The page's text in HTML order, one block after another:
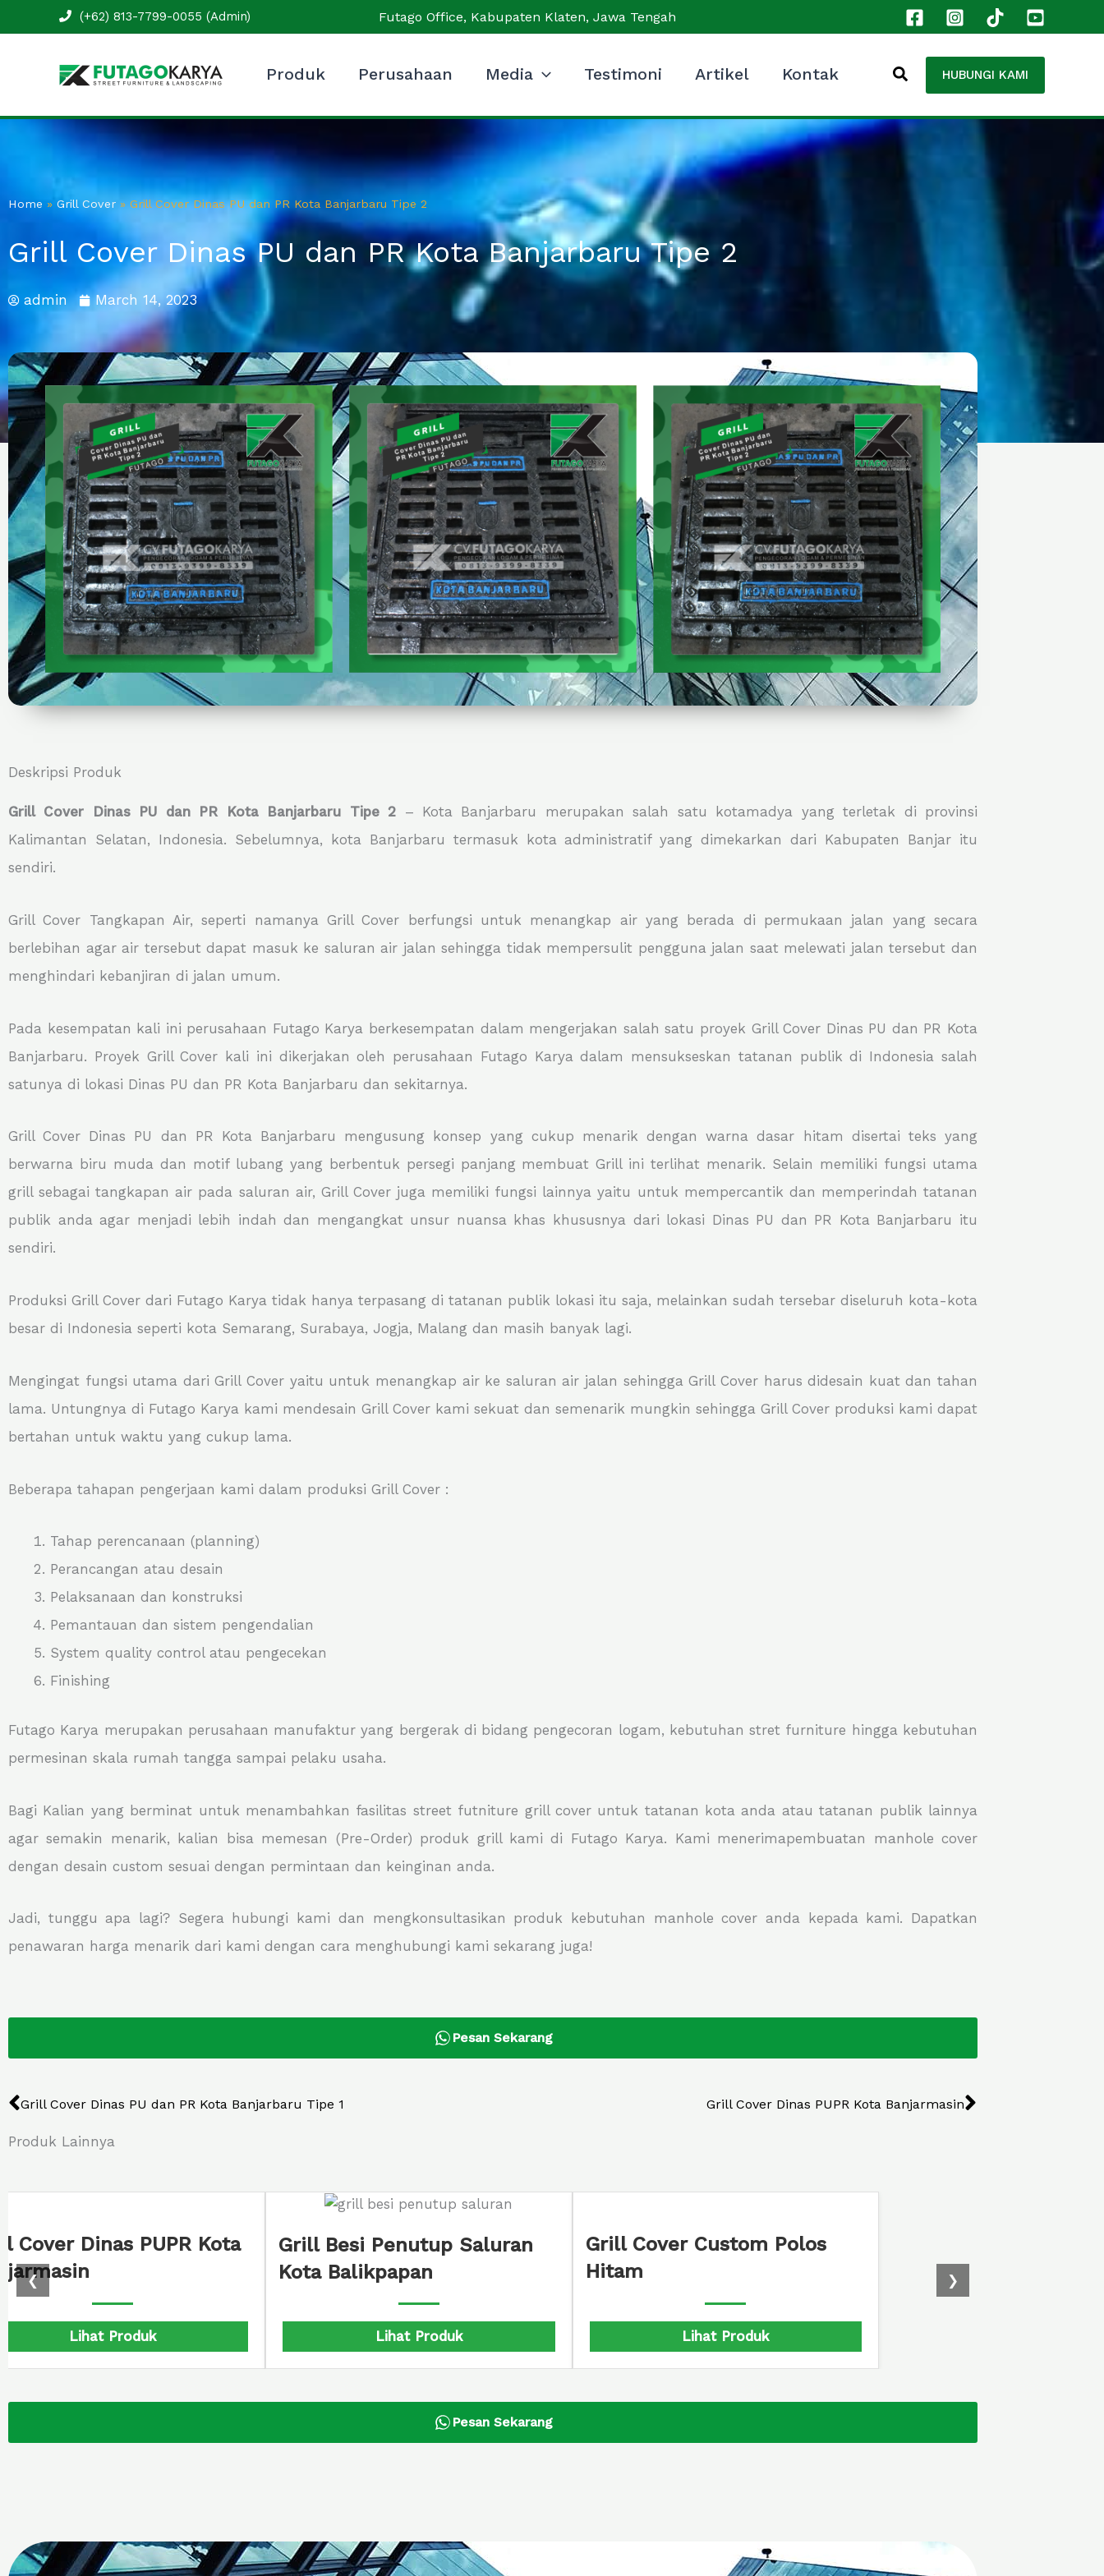
to
(+62) 813-7799-0055 (Admin) Futago Office, Kabupaten Klaten, Jawa Tengah
Produk Perusahaan Media Testimoni Artikel Kontak HUBUNGI KAMI
Home » Grill Cover » Grill Cover Dinas PU dan PR Kota Banjarbaru Tipe 2
Grill Cover Dinas PU dan PR Kota Banjarbaru Tipe 2
admin March 14, 2023
Deskripsi Produk
Grill Cover Dinas PU dan PR Kota Banjarbaru Tipe 2 – Kota Banjarbaru merupakan salah satu kotamadya yang terletak di provinsi
Kalimantan Selatan, Indonesia. Sebelumnya, kota Banjarbaru termasuk kota administratif yang dimekarkan dari Kabupaten Banjar itu
sendiri.
Grill Cover Tangkapan Air, seperti namanya Grill Cover berfungsi untuk menangkap air yang berada di permukaan jalan yang secara
berlebihan agar air tersebut dapat masuk ke saluran air jalan sehingga tidak mempersulit pengguna jalan saat melewati jalan tersebut dan
menghindari kebanjiran di jalan umum.
Pada kesempatan kali ini perusahaan Futago Karya berkesempatan dalam mengerjakan salah satu proyek Grill Cover Dinas PU dan PR Kota
Banjarbaru. Proyek Grill Cover kali ini dikerjakan oleh perusahaan Futago Karya dalam mensukseskan tatanan publik di Indonesia salah
satunya di lokasi Dinas PU dan PR Kota Banjarbaru dan sekitarnya.
Grill Cover Dinas PU dan PR Kota Banjarbaru mengusung konsep yang cukup menarik dengan warna dasar hitam disertai teks yang
berwarna biru muda dan motif lubang yang berbentuk persegi panjang membuat Grill ini terlihat menarik. Selain memiliki fungsi utama
grill sebagai tangkapan air pada saluran air, Grill Cover juga memiliki fungsi lainnya yaitu untuk mempercantik dan memperindah tatanan
publik anda agar menjadi lebih indah dan mengangkat unsur nuansa khas khususnya dari lokasi Dinas PU dan PR Kota Banjarbaru itu
sendiri.
Produksi Grill Cover dari Futago Karya tidak hanya terpasang di tatanan publik lokasi itu saja, melainkan sudah tersebar diseluruh kota-kota
besar di Indonesia seperti kota Semarang, Surabaya, Jogja, Malang dan masih banyak lagi.
Mengingat fungsi utama dari Grill Cover yaitu untuk menangkap air ke saluran air jalan sehingga Grill Cover harus didesain kuat dan tahan
lama. Untungnya di Futago Karya kami mendesain Grill Cover kami sekuat dan semenarik mungkin sehingga Grill Cover produksi kami dapat
bertahan untuk waktu yang cukup lama.
Beberapa tahapan pengerjaan kami dalam produksi Grill Cover :
Tahap perencanaan (planning)
Perancangan atau desain
Pelaksanaan dan konstruksi
Pemantauan dan sistem pengendalian
System quality control atau pengecekan
Finishing
Futago Karya merupakan perusahaan manufaktur yang bergerak di bidang pengecoran logam, kebutuhan stret furniture hingga kebutuhan
permesinan skala rumah tangga sampai pelaku usaha.
Bagi Kalian yang berminat untuk menambahkan fasilitas street futniture grill cover untuk tatanan kota anda atau tatanan publik lainnya
agar semakin menarik, kalian bisa memesan (Pre-Order) produk grill kami di Futago Karya. Kami menerimapembuatan manhole cover
dengan desain custom sesuai dengan permintaan dan keinginan anda.
Jadi, tunggu apa lagi? Segera hubungi kami dan mengkonsultasikan produk kebutuhan manhole cover anda kepada kami. Dapatkan
penawaran harga menarik dari kami dengan cara menghubungi kami sekarang juga!
Pesan Sekarang
Prev
Grill Cover Dinas PU dan PR Kota Banjarbaru Tipe 1 Grill Cover Dinas PUPR Kota BanjarmasinNext
Produk Lainnya
❮ ❯
Cover Dinas PUPR Kota
Lihat Produk
Grill Besi Penutup Saluran
Kota Balikpapan
Lihat Produk
Grill Cover Custom Polos
Hitam
Lihat Produk
Pesan Sekarang